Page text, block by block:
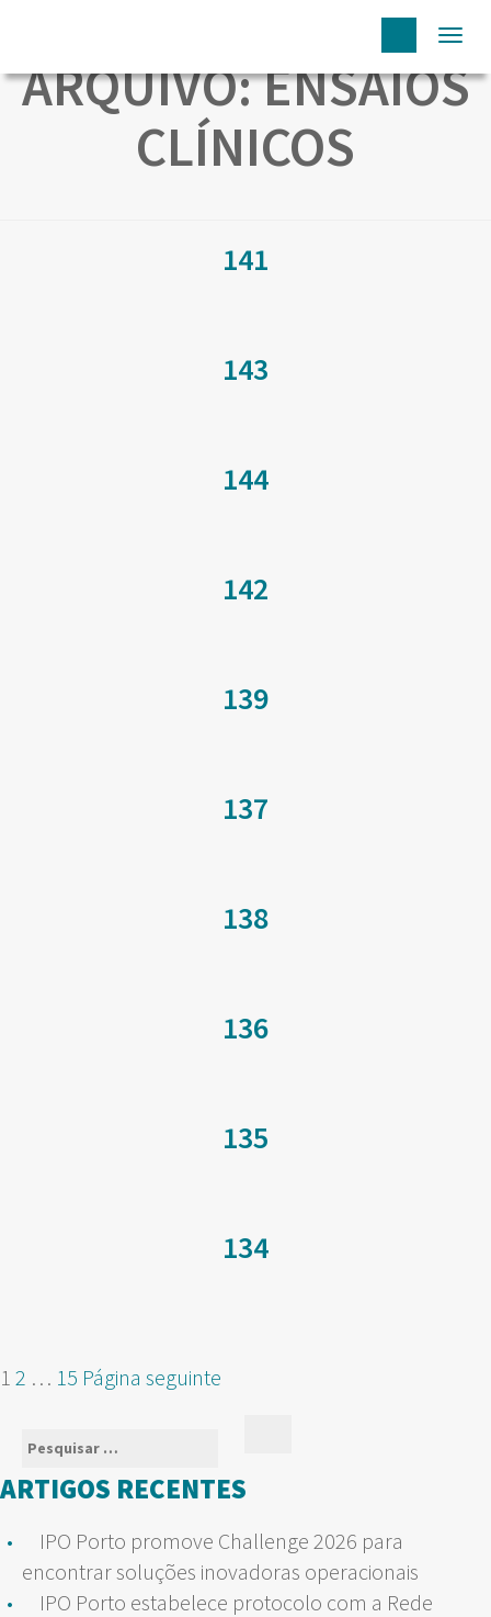
ARQUIVO:ENSAIOS
CLÍNICOS
141
143
144
142
139
137
138
136
135
134
NAVEGAÇÃO
ARTIGOS
Página
1 Página
2 … Página
15 Página seguinte
Pesquisar
por:
ARTIGOS RECENTES
IPO Porto promove Challenge 2026 para
encontrar soluções inovadoras operacionais
IPO Porto estabelece protocolo com a Rede